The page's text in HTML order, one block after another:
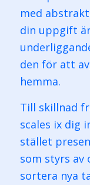
med
din uppgift
den för att
hemma.
Till skillnad
scales ix dig
stället
som styrs av
sortera nya